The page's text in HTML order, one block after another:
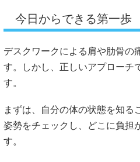
今日からできる第一歩
デスクワークによる肩や肋骨の
す。しかし、正しいアプローチ
す。
まずは、自分の体の状態を知る
姿勢をチェックし、どこに負担
す。